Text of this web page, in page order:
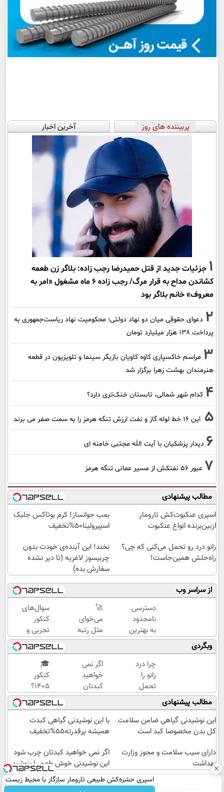
پربیننده های روز آخرین اخبار
1 جزئیات جدید از قتل حمیدرضا رجب زاده: بلاگر زن طعمه
کشاندن مداح به قرار مرگ/ رجب زاده 6 ماه مشغول «امر به
معروف» خانم بلاگر بود
2 دعوای حقوقی میان دو نهاد دولتی؛ محکومیت نهاد ریاست‌جمهوری به
پرداخت ۱۳۸ هزار میلیارد تومان
3 مراسم خاکسپاری کاوه کاویان بازیگر سینما و تلویزیون در قطعه
هنرمندان بهشت زهرا برگزار شد
4 کدام شهر شمالی، تابستان خنک‌تری دارد؟
5 این 16 خط لوله گاز و نفت ارزش تنگه هرمز را به سمت صفر می برند
6 دیدار پزشکیان با آیت الله مجتبی خامنه ای
7 عبور ۵۶ نفتکش از مسیر عمانی تنگه هرمز
مطالب پیشنهادی
اسپری عنکبوت‌‌کش تارومار
ازبین‌برنده انواع عنکبوت
بمب جوانساز! کرم بوتاکس جلبک
اسپیرولینا50%تخفیف
زانو درد رو تحمل می‌کنی که چی؟
راه‌حلش همین‌جاست!
نخند! این آینده‌ی خودت بدون
چربیسوز لاغریه (تا دیر نشده
سفارش بده)
از سراسر وب
دسترسی
نامحدود
به بهترین
آموزش‌ها
تا روز
کنکور
🚀
می‌خوای
مثل رتبه
برترا
بدرخشی؟
جمع‌بندی
تابستون
رایگان
ماز 📚
سوال‌های
کنکور
تجربی و
ریاضی در
پکیج ماز
وبگردی
چرا درد
زانو را
تحمل
می‌کنی؟
خیلی
ساده
درمنزل
کن
اگر نمی
خواهید
کبدتان
چرب
شود این
نوشیدنی
خوش
بنوشید
🎓
کنکور
۱۴۰5؟
ماز
تابستون
و تو یک
هفتع
میکنه
🏆
مطالب پیشنهادی
این نوشیدنی گیاهی ضامن سلامت
کل بدن مخصوصا کبد است
با این نوشیدنی گیاهی کبدت
همیشه پرقدرته55%تخفیف
دارای سیب سلامت و مجوز وزارت
بهداشت
اگر نمی خواهید کبدتان چرب شود
این نوشیدنی خوش طعم را بنوشید
اسپری حشره‌کش طبیعی تارومار سازگار با محیط زیست
عصر ایران۲ تماس با ما